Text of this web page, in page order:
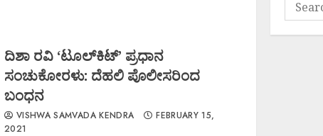
ದಿಶಾ ರವಿ ‘ಟೂಲ್​ಕಿಟ್’ ಪ್ರಧಾನ
ಸಂಚುಕೋರಳು: ದೆಹಲಿ ಪೊಲೀಸರಿಂದ
ಬಂಧನ
VISHWA SAMVADA KENDRA
FEBRUARY 15,
2021
for: